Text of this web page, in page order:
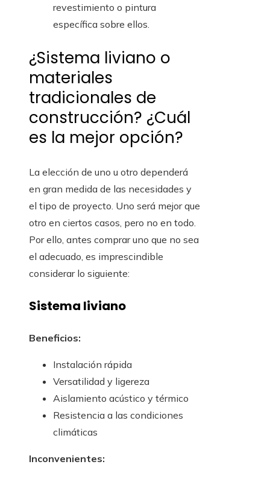
revestimiento o pintura
específica sobre ellos.
¿Sistema liviano o
materiales
tradicionales de
construcción? ¿Cuál
es la mejor opción?
La elección de uno u otro dependerá
en gran medida de las necesidades y
el tipo de proyecto. Uno será mejor que
otro en ciertos casos, pero no en todo.
Por ello, antes comprar uno que no sea
el adecuado, es imprescindible
considerar lo siguiente:
Sistema liviano
Beneficios:
Instalación rápida
Versatilidad y ligereza
Aislamiento acústico y térmico
Resistencia a las condiciones
climáticas
Inconvenientes: